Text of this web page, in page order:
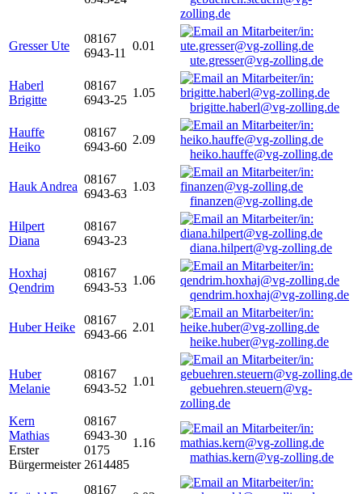
zolling.de
Gresser Ute
08167
6943-11
0.01
ute.gresser@vg-zolling.de
Haberl
Brigitte
08167
6943-25
1.05
brigitte.haberl@vg-zolling.de
Hauffe
Heiko
08167
6943-60
2.09
heiko.hauffe@vg-zolling.de
Hauk Andrea
08167
6943-63
1.03
finanzen@vg-zolling.de
Hilpert
Diana
08167
6943-23
diana.hilpert@vg-zolling.de
Hoxhaj
Qendrim
08167
6943-53
1.06
qendrim.hoxhaj@vg-zolling.de
Huber Heike
08167
6943-66
2.01
heike.huber@vg-zolling.de
Huber
Melanie
08167
6943-52
1.01
gebuehren.steuern@vg-
zolling.de
Kern
Mathias
Erster
Bürgermeister
08167
6943-30
0175
2614485
1.16
mathias.kern@vg-zolling.de
08167